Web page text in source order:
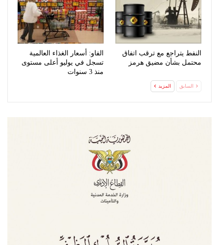
النفط يتراجع مع ترقب اتفاق
محتمل بشأن مضيق هرمز
الفاو: أسعار الغذاء العالمية
تسجل في يوليو أعلى مستوى
منذ 3 سنوات
السابق المزيد